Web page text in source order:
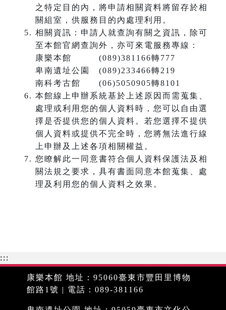
之特定目的內，將申請相關資料將留存於相
關組室，供服務目的內處理利用。
相關資訊：申請人就查詢有關之資訊，除可
至本館官網查詢外，亦可來電服務專線：
康樂本館 (089)381166轉777
卑南遺址公園 (089)233466轉219
南科考古館 (06)5050905轉8101
本館線上申辦系統基於上述原因而需蒐集、
處理或利用您的個人資料時，您可以自由選
擇是否提供您的個人資料。若您選擇不提供
個人資料或提供不完全時，您將無法進行線
上申辦及上述各項相關權益。
您瞭解此一同意書符合個人資料保護法及相
關法規之要求，具有書面同意本館蒐集、處
理及利用您的個人資料之效果。
:::
康樂本館 地址：95060臺東市豐田里博物
館路1號 | 電話：089-381166